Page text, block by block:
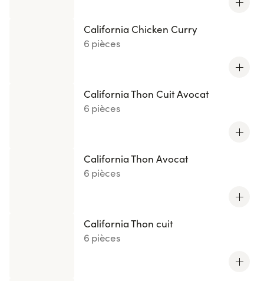
California Chicken Curry
6 pièces
California Thon Cuit Avocat
6 pièces
California Thon Avocat
6 pièces
California Thon cuit
6 pièces